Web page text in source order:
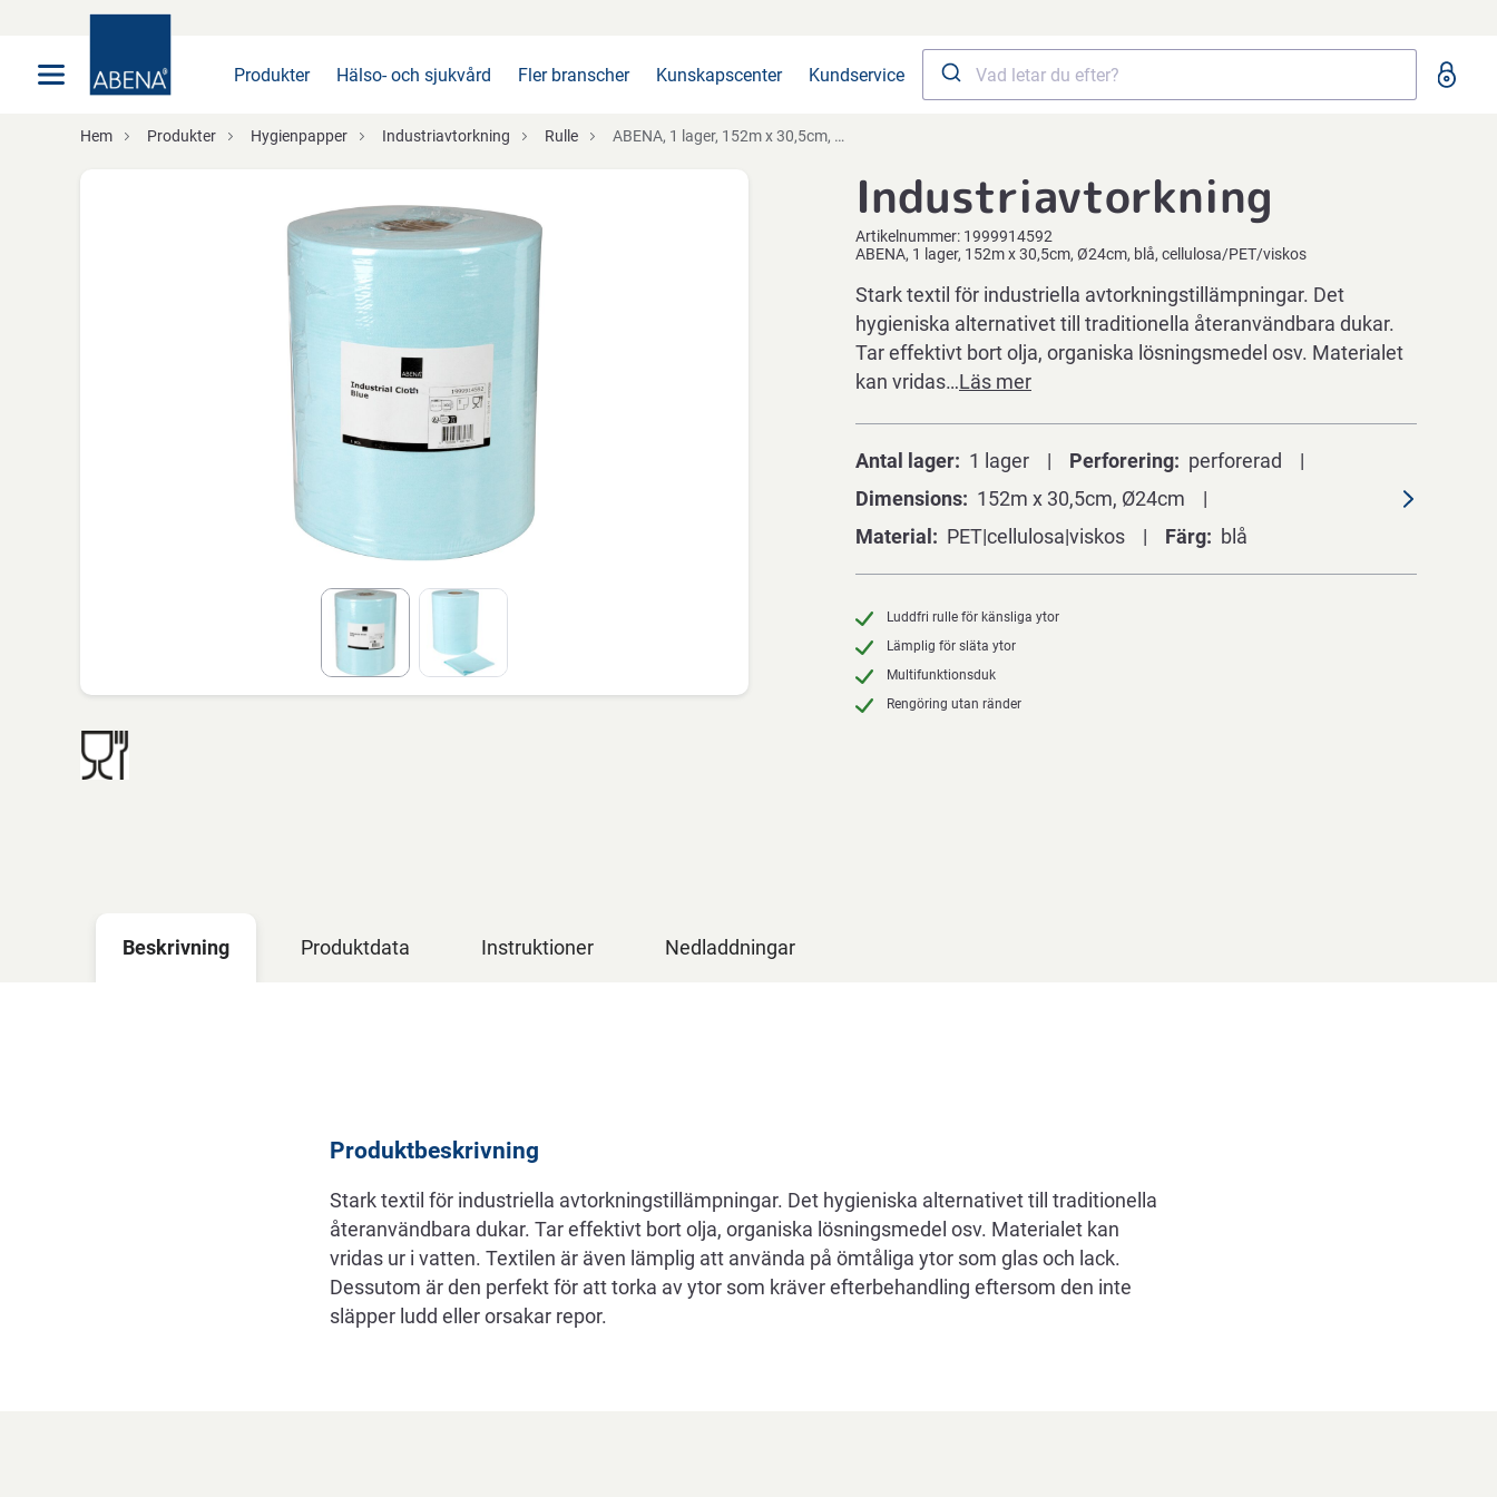
Produkter Hälso- och sjukvård Fler branscher Kunskapscenter Kundservice
Hem Produkter Hygienpapper Industriavtorkning Rulle ABENA, 1 lager, 152m x 30,5cm, Ø24cm, blå, cellulosa/PET/viskos
Industriavtorkning
Artikelnummer: 1999914592
ABENA, 1 lager, 152m x 30,5cm, Ø24cm, blå, cellulosa/PET/viskos
Stark textil för industriella avtorkningstillämpningar. Det
hygieniska alternativet till traditionella återanvändbara dukar.
Tar effektivt bort olja, organiska lösningsmedel osv. Materialet
kan vridas…Läs mer
Antal lager 1 lager Perforering
perforerad
Dimensions
152m x 30,5cm, Ø24cm
Material
PET|cellulosa|viskos Färg blå
Luddfri rulle för känsliga ytor
Lämplig för släta ytor
Multifunktionsduk
Rengöring utan ränder
Beskrivning Produktdata Instruktioner Nedladdningar
Produktbeskrivning
Stark textil för industriella avtorkningstillämpningar. Det hygieniska alternativet till traditionella
återanvändbara dukar. Tar effektivt bort olja, organiska lösningsmedel osv. Materialet kan
vridas ur i vatten. Textilen är även lämplig att använda på ömtåliga ytor som glas och lack.
Dessutom är den perfekt för att torka av ytor som kräver efterbehandling eftersom den inte
släpper ludd eller orsakar repor.